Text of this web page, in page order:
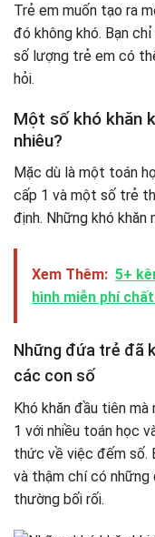
Trẻ em muốn tạo ra
đó không khó. Bạn
số lượng trẻ em có
hỏi.
Một số khó khăn
nhiêu?
Mặc dù là một toán
cấp 1 và một số trẻ
định. Những khó khăn
Xem Thêm: 5+
hình miễn phí
Những đứa trẻ đã
các con số
Khó khăn đầu tiên
1 với nhiều toán học
thức về việc đếm số.
và thậm chí có
thường bối rối.